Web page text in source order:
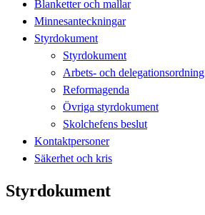
Blanketter och mallar
Minnesanteckningar
Styrdokument
Styrdokument
Arbets- och delegationsordning
Reformagenda
Övriga styrdokument
Skolchefens beslut
Kontaktpersoner
Säkerhet och kris
Styrdokument